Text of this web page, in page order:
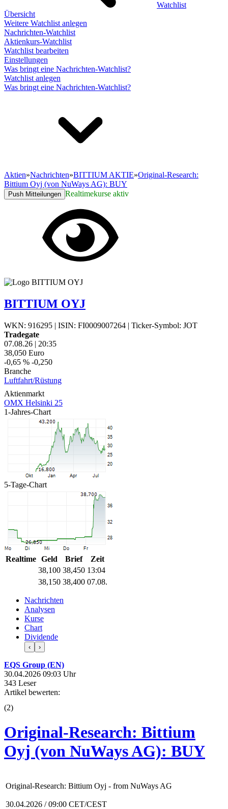
Watchlist
Übersicht
Weitere Watchlist anlegen
Nachrichten-Watchlist
Aktienkurs-Watchlist
Watchlist bearbeiten
Einstellungen
Was bringt eine Nachrichten-Watchlist?
Watchlist anlegen
Was bringt eine Nachrichten-Watchlist?
Aktien»Nachrichten»BITTIUM AKTIE»Original-Research:
Bittium Oyj (von NuWays AG): BUY
Push Mitteilungen Realtimekurse aktiv
BITTIUM OYJ
WKN: 916295 | ISIN: FI0009007264 | Ticker-Symbol: JOT
Tradegate
07.08.26 | 20:35
38,050 Euro
-0,65 % -0,250
Branche
Luftfahrt/Rüstung
Aktienmarkt
OMX Helsinki 25
1-Jahres-Chart
5-Tage-Chart
Realtime Geld Brief
Zeit
38,100 38,450 13:04
38,150 38,400 07.08.
Nachrichten
Analysen
Kurse
Chart
Dividende
‹ ›
EQS Group (EN)
30.04.2026 09:03 Uhr
343 Leser
Artikel bewerten:
(2)
Original-Research: Bittium
Oyj (von NuWays AG): BUY
Original-Research: Bittium Oyj - from NuWays AG
30.04.2026 / 09:00 CET/CEST